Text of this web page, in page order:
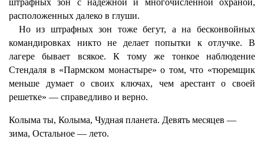
штрафных зон с надежной и многочисленной охраной,
расположенных далеко в глуши.
Но из штрафных зон тоже бегут, а на бесконвойных
командировках никто не делает попытки к отлучке. В
лагере бывает всякое. К тому же тонкое наблюдение
Стендаля в «Пармском монастыре» о том, что «тюремщик
меньше думает о своих ключах, чем арестант о своей
решетке» — справедливо и верно.
Колыма ты, Колыма, Чудная планета. Девять месяцев —
зима, Остальное — лето.